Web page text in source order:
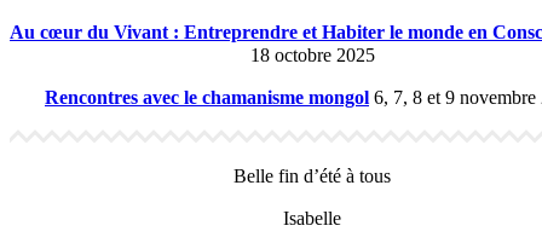
Au cœur du Vivant : Entreprendre et Habiter le monde en
18 octobre 2025
Rencontres avec le chamanisme mongol 6, 7, 8 et 9 novembre
Belle fin d’été à tous
Isabelle